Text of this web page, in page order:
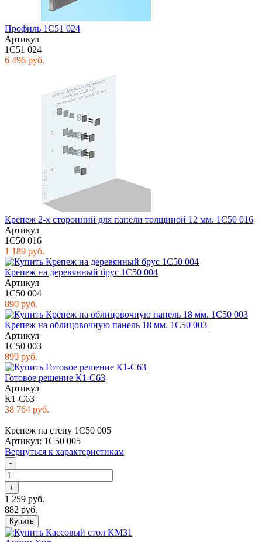
Профиль 1С51 024
Артикул
1С51 024
6 496 руб.
Крепеж 2-х сторонний для панели толщиной 12 мм. 1С50 016
Артикул
1С50 016
1 189 руб.
Крепеж на деревянный брус 1C50 004
Артикул
1C50 004
890 руб.
Крепеж на облицовочную панель 18 мм. 1C50 003
Артикул
1C50 003
899 руб.
Готовое решение К1-C63
Артикул
К1-C63
38 764 руб.
Крепеж на стену 1C50 005
Артикул: 1C50 005
Вернуться к характеристикам
-
+
1 259 руб.
882 руб.
Купить